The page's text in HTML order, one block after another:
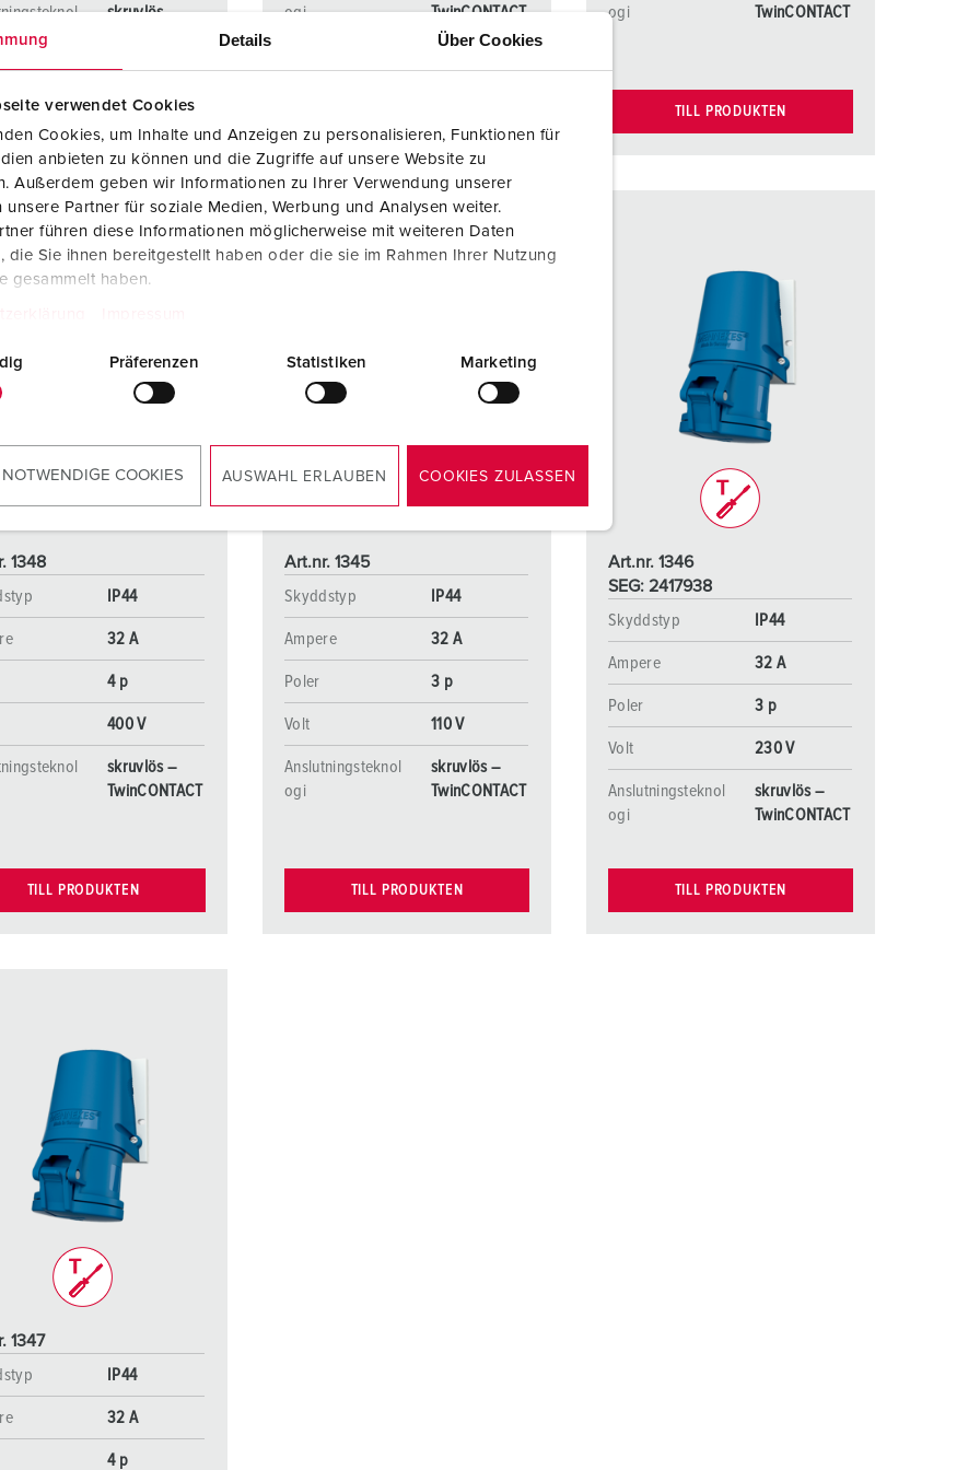
Details Über Cookies
verwendet Cookies
Cookies, um Inhalte und Anzeigen zu personalisieren, Funktionen für
anbieten zu können und die Zugriffe auf unsere Website zu
Außerdem geben wir Informationen zu Ihrer Verwendung unserer
unsere Partner für soziale Medien, Werbung und Analysen weiter.
führen diese Informationen möglicherweise mit weiteren Daten
die Sie ihnen bereitgestellt haben oder die sie im Rahmen Ihrer Nutzung
gesammelt haben.
Präferenzen Statistiken Marketing
COOKIES AUSWAHL ERLAUBEN COOKIES ZULASSEN
skruvlös –
TILL PRODUKTEN
ogi
TwinCONTACT
ogi
TwinCONTACT
TILL PRODUKTEN
1348
IP44
32 A
4 p
400 V
skruvlös –
TwinCONTACT
TILL PRODUKTEN
Art.nr. 1345
Skyddstyp
IP44
Ampere 32 A
Poler 3 p
Volt 110 V
Anslutningsteknol
ogi
skruvlös –
TwinCONTACT
TILL PRODUKTEN
Art.nr. 1346
SEG: 2417938
Skyddstyp
IP44
Ampere 32 A
Poler 3 p
Volt 230 V
Anslutningsteknol
ogi
skruvlös –
TwinCONTACT
TILL PRODUKTEN
1347
IP44
32 A
4 p